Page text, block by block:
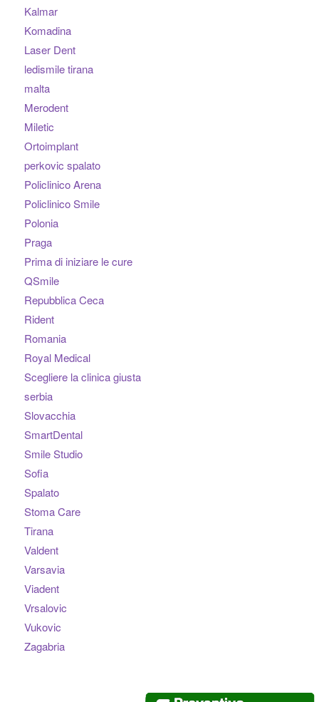
Kalmar
Komadina
Laser Dent
ledismile tirana
malta
Merodent
Miletic
Ortoimplant
perkovic spalato
Policlinico Arena
Policlinico Smile
Polonia
Praga
Prima di iniziare le cure
QSmile
Repubblica Ceca
Rident
Romania
Royal Medical
Scegliere la clinica giusta
serbia
Slovacchia
SmartDental
Smile Studio
Sofia
Spalato
Stoma Care
Tirana
Valdent
Varsavia
Viadent
Vrsalovic
Vukovic
Zagabria